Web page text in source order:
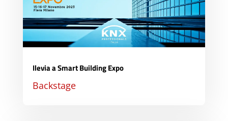
Ilevia a Smart Building Expo
Backstage